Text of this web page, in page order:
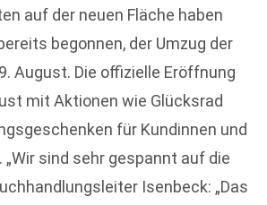
auf der neuen Fläche haben
begonnen, der Umzug der
August. Die offizielle Eröffnung
mit Aktionen wie Glücksrad
für Kundinnen und
sind sehr gespannt auf die
Isenbeck: „Das